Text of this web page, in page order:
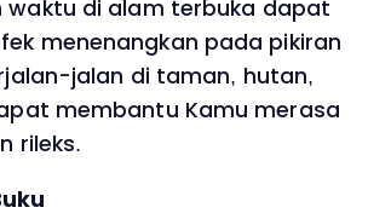
waktu di alam terbuka dapat
menenangkan pada pikiran
jalan di taman, hutan,
membantu Kamu merasa
rileks.